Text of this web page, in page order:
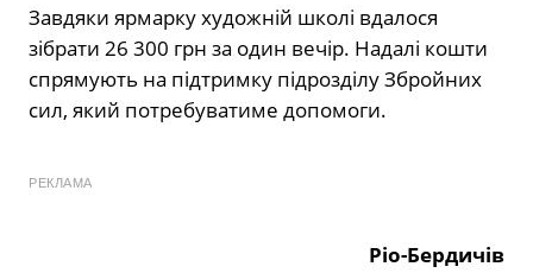
Завдяки ярмарку художній школі вдалося
зібрати 26 300 грн за один вечір. Надалі кошти
спрямують на підтримку підрозділу Збройних
сил, який потребуватиме допомоги.
РЕКЛАМА
Ріо-Бердичів